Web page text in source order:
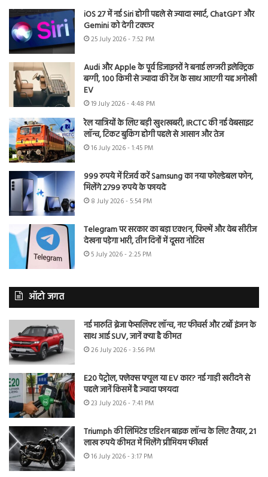
iOS 27 में नई Siri होगी पहले से ज्यादा स्मार्ट, ChatGPT और
Gemini को देगी टक्कर
25 July 2026 - 7:52 PM
Audi और Apple के पूर्व डिजाइनरों ने बनाई लग्जरी इलेक्ट्रिक
बग्गी, 100 किमी से ज्यादा की रेंज के साथ आएगी यह अनोखी
EV
19 July 2026 - 4:48 PM
रेल यात्रियों के लिए बड़ी खुशखबरी, IRCTC की नई वेबसाइट
लॉन्च, टिकट बुकिंग होगी पहले से आसान और तेज
16 July 2026 - 1:45 PM
999 रुपये में रिजर्व करें Samsung का नया फोल्डेबल फोन,
मिलेंगे 2799 रुपये के फायदे
8 July 2026 - 5:54 PM
Telegram पर सरकार का बड़ा एक्शन, फिल्में और वेब सीरीज
देखना पड़ेगा भारी, तीन दिनों में दूसरा नोटिस
5 July 2026 - 2:25 PM
ऑटो जगत
नई मारुति ब्रेजा फेसलिफ्ट लॉन्च, नए फीचर्स और टर्बो इंजन के
साथ आई SUV, जानें क्या है कीमत
26 July 2026 - 3:56 PM
E20 पेट्रोल, फ्लेक्स फ्यूल या EV कार? नई गाड़ी खरीदने से
पहले जानें किसमें है ज्यादा फायदा
23 July 2026 - 7:41 PM
Triumph की लिमिटेड एडिशन बाइक लॉन्च के लिए तैयार, 21
लाख रुपये कीमत में मिलेंगे प्रीमियम फीचर्स
16 July 2026 - 3:17 PM